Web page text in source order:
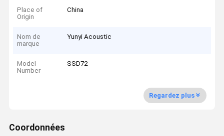
Place of
Origin
China
Nom de
marque
Yunyi Acoustic
Model
Number
SSD72
Regardez plus
Coordonnées